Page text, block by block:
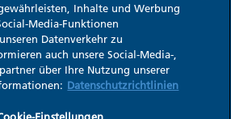
Impressum
Datenschutz
Inhalte und Werbung
Media-Funktionen
Datenverkehr zu
auch unsere Social-Media-,
über Ihre Nutzung unserer
Datenschutzrichtlinien